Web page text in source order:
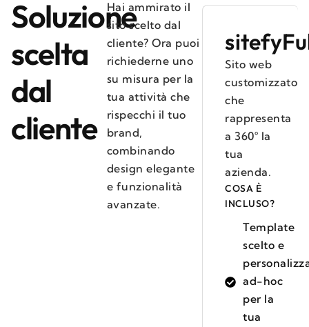
Soluzione
scelta
dal
cliente
Hai ammirato il
sito scelto dal
cliente? Ora puoi
richiederne uno
su misura per la
tua attività che
rispecchi il tuo
brand,
combinando
design elegante
e funzionalità
avanzate.
Sito web
customizzato
che
rappresenta
a 360° la
tua
azienda.
COSA È
INCLUSO?
Template
scelto e
ad-hoc
per la
tua